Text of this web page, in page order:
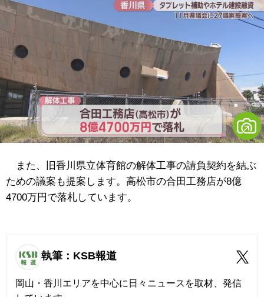
また、旧香川県立体育館の解体工事の請負契約を結ぶ
ための議案も提案します。高松市の合田工務店が8億
4700万円で落札しています。
執筆：KSB報道
岡山・香川エリアを中心に日々ニュースを取材、発信